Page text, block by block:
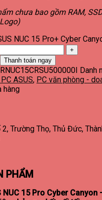
chưa bao gồm RAM,
NUC 15 Pro+ Cyber
Thanh toán ngay
Danh
ASUS, PC văn phòng -
hàng
Trường Thọ, Thủ Đức,
PHẨM
NUC 15 Pro Cyber